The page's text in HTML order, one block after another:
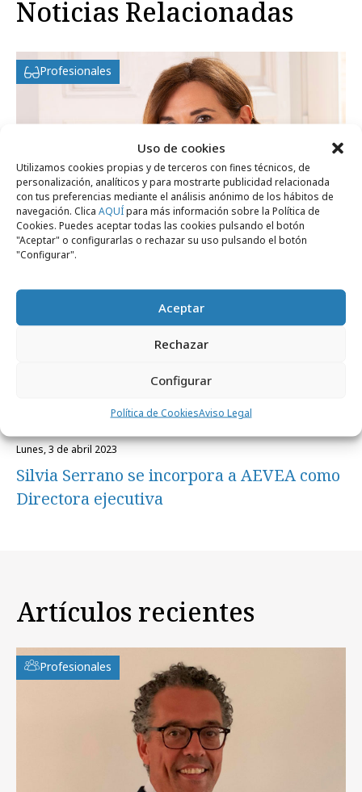
Uso de cookies
Utilizamos cookies propias y de terceros con fines técnicos, de
personalización, analíticos y para mostrarte publicidad relacionada
con tus preferencias mediante el análisis anónimo de los hábitos de
navegación. Clica AQUÍpara más información sobre la Política de
Cookies. Puedes aceptar todas las cookies pulsando el botón
"Aceptar" o configurarlas o rechazar su uso pulsando el botón
"Configurar".
Aceptar
Rechazar
Configurar
Política de CookiesAviso Legal
Noticias Relacionadas
Profesionales
lunes, 3 de abril 2023
Silvia Serrano se incorpora a AEVEA como
Directora ejecutiva
Artículos recientes
Profesionales